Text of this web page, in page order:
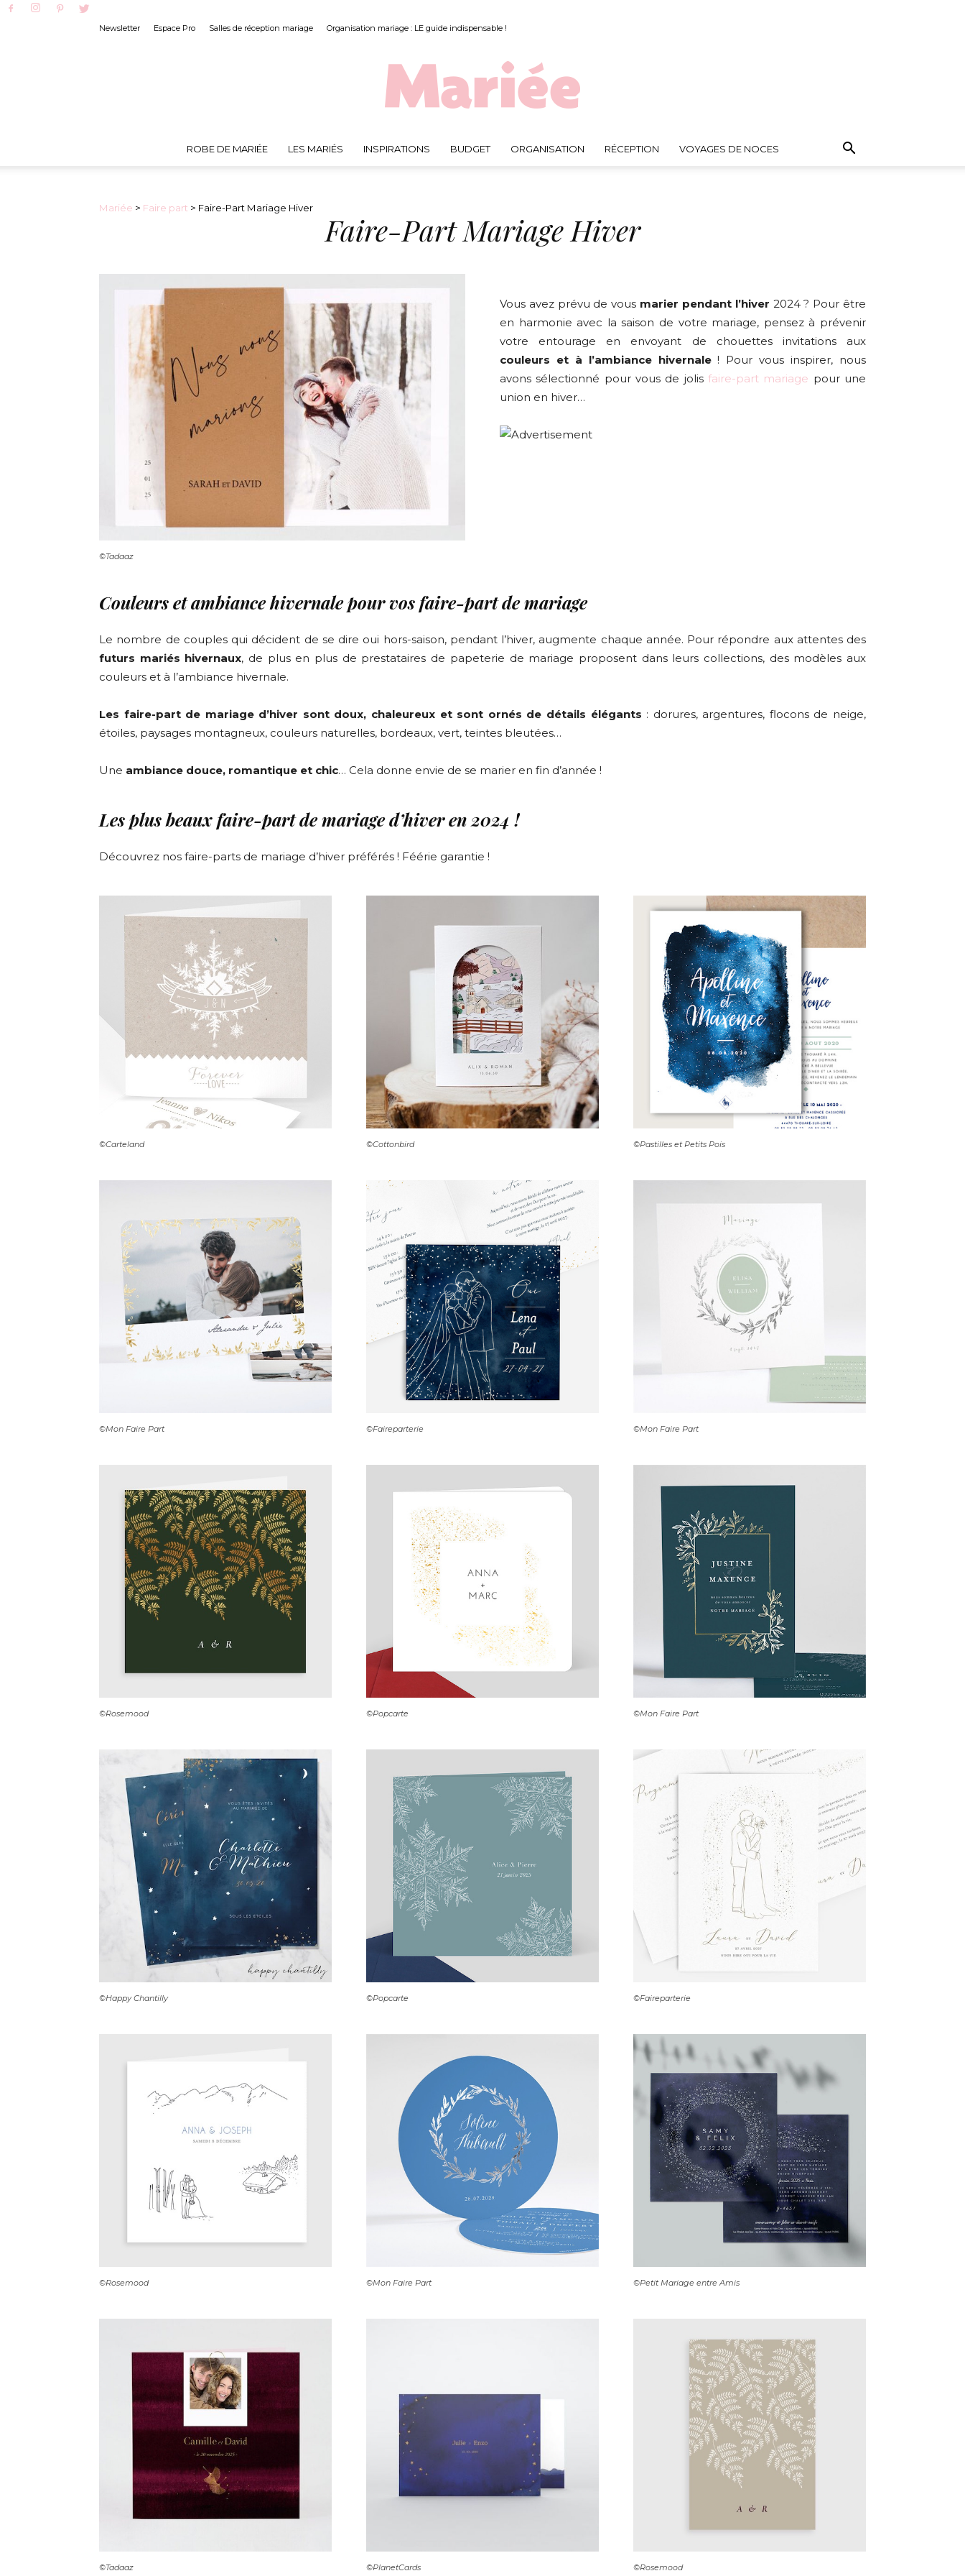
Newsletter Espace Pro Salles de réception mariage Organisation mariage : LE guide indispensable !
ROBE DE MARIÉE LES MARIÉS INSPIRATIONS BUDGET ORGANISATION RÉCEPTION VOYAGES DE NOCES
Mariée > Faire part > Faire-Part Mariage Hiver
Faire-Part Mariage Hiver
©Tadaaz
Vous avez prévu de vous marier pendant l’hiver 2024 ? Pour être
en harmonie avec la saison de votre mariage, pensez à prévenir
votre entourage en envoyant de chouettes invitations aux
couleurs et à l’ambiance hivernale! Pour vous inspirer, nous
avons sélectionné pour vous de jolis faire-part mariage pour une
union en hiver…
Couleurs et ambiance hivernale pour vos faire-part de mariage
Le nombre de couples qui décident de se dire oui hors-saison, pendant l’hiver, augmente chaque année. Pour répondre aux attentes des
futurs mariés hivernaux, de plus en plus de prestataires de papeterie de mariage proposent dans leurs collections, des modèles aux
couleurs et à l’ambiance hivernale.
Les faire-part de mariage d’hiver sont doux, chaleureux et sont ornés de détails élégants : dorures, argentures, flocons de neige,
étoiles, paysages montagneux, couleurs naturelles, bordeaux, vert, teintes bleutées…
Une ambiance douce, romantique et chic… Cela donne envie de se marier en fin d’année !
Les plus beaux faire-part de mariage d’hiver en 2024 !
Découvrez nos faire-parts de mariage d’hiver préférés ! Féérie garantie !
©Carteland ©Cottonbird ©Pastilles et Petits Pois
©Mon Faire Part ©Faireparterie ©Mon Faire Part
©Rosemood ©Popcarte ©Mon Faire Part
©Happy Chantilly ©Popcarte ©Faireparterie
©Rosemood ©Mon Faire Part ©Petit Mariage entre Amis
©Tadaaz ©PlanetCards ©Rosemood